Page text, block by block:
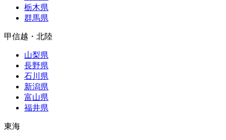
栃木県
群馬県
甲信越・北陸
山梨県
長野県
石川県
新潟県
富山県
福井県
東海